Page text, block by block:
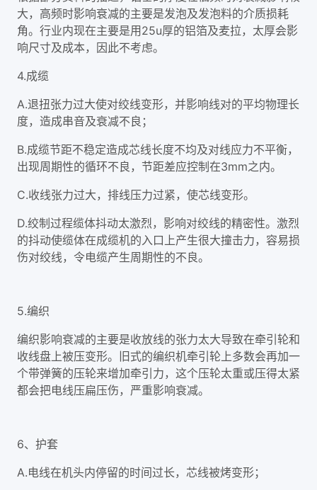
大，高频时影响衰减的主要是发泡及发泡料的介质损耗
角。行业内现在主要是用25u厚的铝箔及麦拉，太厚会影
响尺寸及成本，因此不考虑。
4.成缆
A.退扭张力过大使对绞线变形，并影响线对的平均物理长
度，造成串音及衰减不良；
B.成缆节距不稳定造成芯线长度不均及对线应力不平衡，
出现周期性的循环不良，节距差应控制在3mm之内。
C.收线张力过大，排线压力过紧，使芯线变形。
D.绞制过程缆体抖动太激烈，影响对绞线的精密性。激烈
的抖动使缆体在成缆机的入口上产生很大撞击力，容易损
伤对绞线，令电缆产生周期性的不良。
5.编织
编织影响衰减的主要是收放线的张力太大导致在牵引轮和
收线盘上被压变形。旧式的编织机牵引轮上多数会再加一
个带弹簧的压轮来增加牵引力，这个压轮太重或压得太紧
都会把电线压扁压伤，严重影响衰减。
6、护套
A.电线在机头内停留的时间过长，芯线被烤变形；